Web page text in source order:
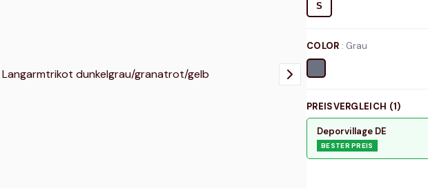
S
COLOR : Grau
PREISVERGLEICH (1)
Deporvillage DE
BESTER PREIS